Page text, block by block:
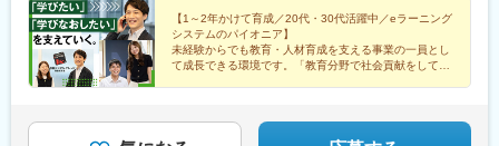
駅、大阪梅田駅(阪神線)、新今宮駅前駅、松屋町駅、岸里駅、三宮
駅(神戸新交通)、高速神戸駅、山陽明石駅、山陽姫路駅、山陽垂水
駅、川西池田駅、西代駅、宝塚南口駅、鳴尾・武庫川女子大前
駅、芦屋川駅、鈴蘭台西口駅、須磨寺駅、大開駅、旧居留地・大
丸前駅、新在家駅、伊丹駅(阪急線)、猪名寺駅、西灘駅、舞子公園
四宮駅、近鉄丹波橋駅、元田中駅、宇治駅(京阪線)、九条駅(京都
【1～2年かけて育成／20代・30代活躍中／eラーニング
システムのパイオニア】
未経験からでも教育・人材育成を支える事業の一員とし
て成長できる環境です。「教育分野で社会貢献をしてい